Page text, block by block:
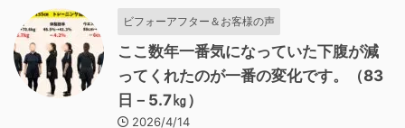
ビフォーアフター＆お客様の声
ここ数年一番気になっていた下腹が減
ってくれたのが一番の変化です。（83
日－5.7㎏）
2026/4/14